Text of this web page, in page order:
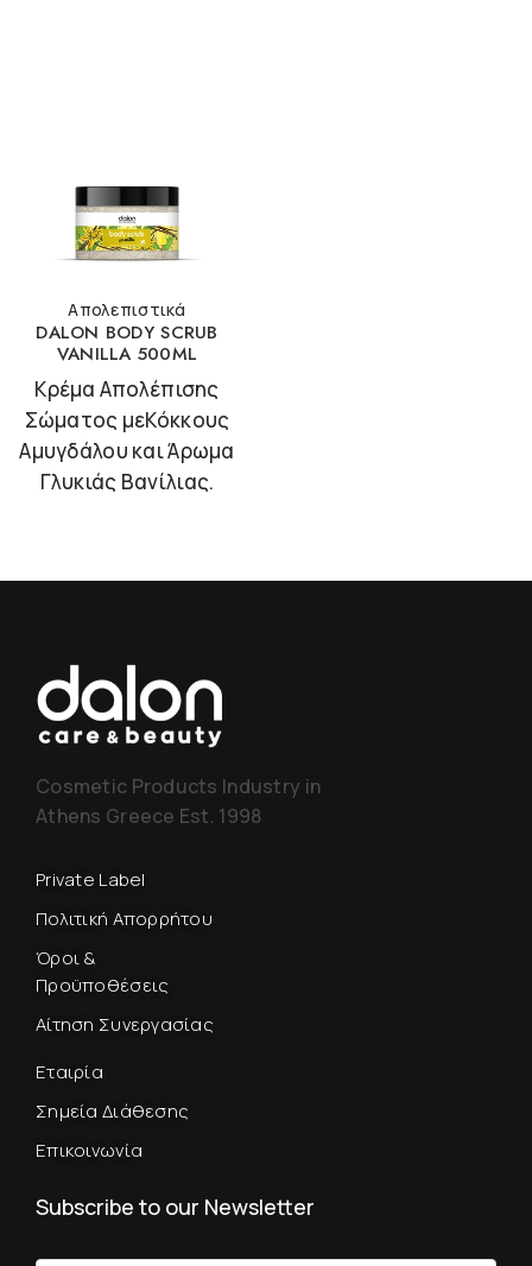
Απολεπιστικά
DALON BODY SCRUB
VANILLA 500ML
Κρέμα Απολέπισης
Σώματος μεΚόκκους
Αμυγδάλου και Άρωμα
Γλυκιάς Βανίλιας.
Cosmetic Products Industry in
Athens Greece Est. 1998
Private Label
Πολιτική Απορρήτου
Όροι &
Προϋποθέσεις
Αίτηση Συνεργασίας
Εταιρία
Σημεία Διάθεσης
Επικοινωνία
Subscribe to our Newsletter